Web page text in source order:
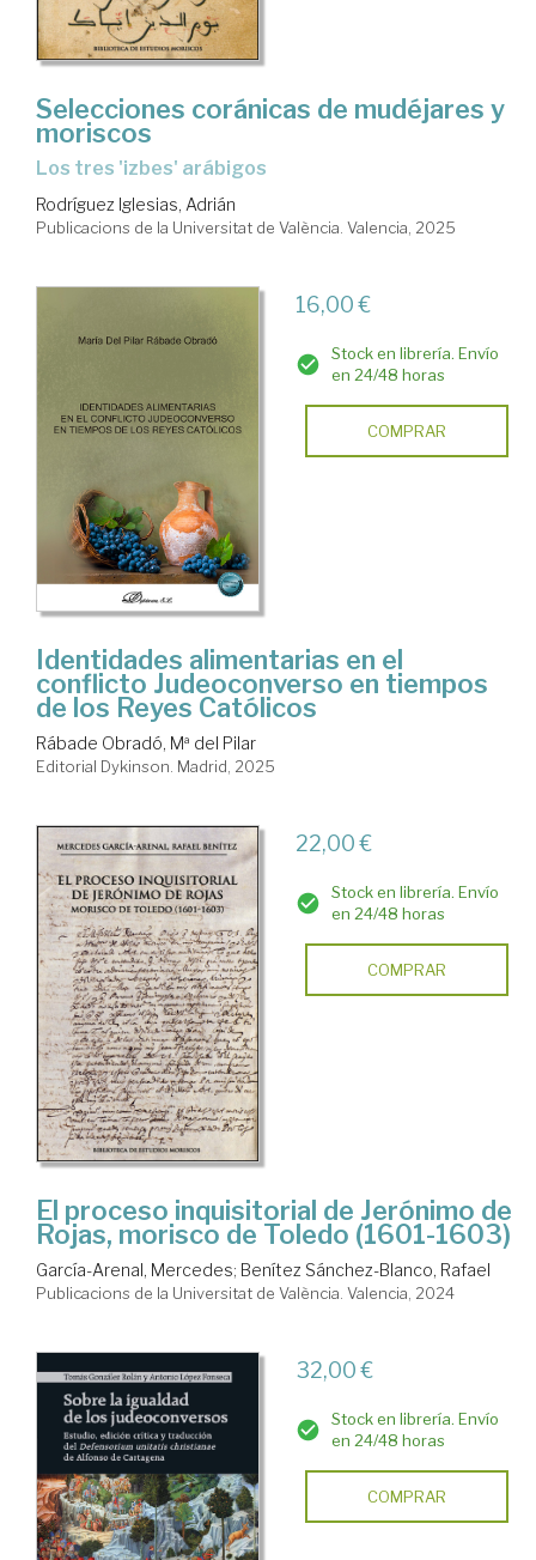
Selecciones coránicas de mudéjares y
moriscos
Los tres 'izbes' arábigos
Rodríguez Iglesias, Adrián
Publicacions de la Universitat de València. Valencia, 2025
16,00 €
Stock en librería. Envío
en 24/48 horas
COMPRAR
Identidades alimentarias en el
conflicto Judeoconverso en tiempos
de los Reyes Católicos
Rábade Obradó, Mª del Pilar
Editorial Dykinson. Madrid, 2025
22,00 €
Stock en librería. Envío
en 24/48 horas
COMPRAR
El proceso inquisitorial de Jerónimo de
Rojas, morisco de Toledo (1601-1603)
García-Arenal, Mercedes; Benítez Sánchez-Blanco, Rafael
Publicacions de la Universitat de València. Valencia, 2024
32,00 €
Stock en librería. Envío
en 24/48 horas
COMPRAR